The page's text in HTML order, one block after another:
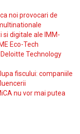
noi provocari de
si digitale ale IMM-
Eco-Tech
Technology
fiscului: companiile
nu vor mai putea